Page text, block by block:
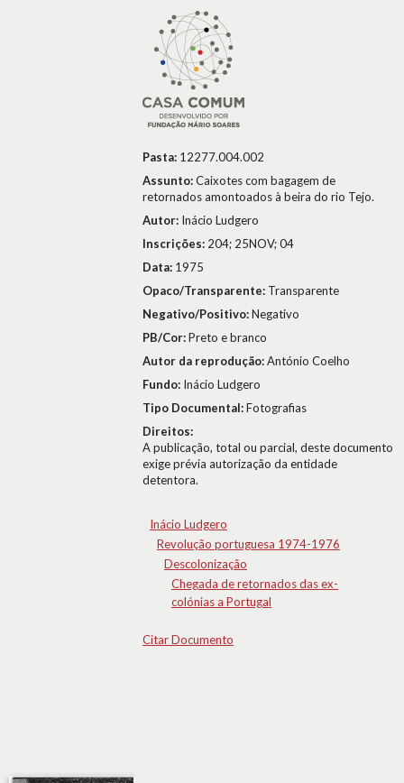
Pasta: 12277.004.002
Assunto:Caixotes com bagagem de
retornados amontoados à beira do rio Tejo.
Autor: Inácio Ludgero
Inscrições: 204; 25NOV; 04
Data: 1975
Opaco/Transparente: Transparente
Negativo/Positivo:Negativo
PB/Cor:Preto e branco
Autor da reprodução:António Coelho
Fundo: Inácio Ludgero
Tipo Documental:Fotografias
Direitos:
A publicação, total ou parcial, deste documento
exige prévia autorização da entidade
detentora.
Inácio Ludgero
Revolução portuguesa 1974-1976
Descolonização
Chegada de retornados das ex-
colónias a Portugal
Citar Documento